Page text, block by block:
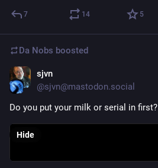
7 14 5
Da Nobs boosted
sjvn
@sjvn@mastodon.social
Do you put your milk or serial in first?
Hide